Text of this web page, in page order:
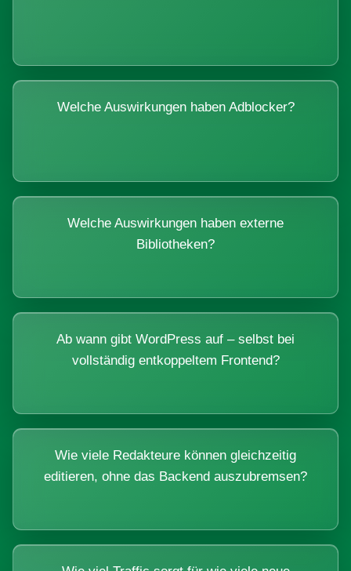
Welche Auswirkungen haben Adblocker?
Welche Auswirkungen haben externe
Bibliotheken?
Ab wann gibt WordPress auf – selbst bei
vollständig entkoppeltem Frontend?
Wie viele Redakteure können gleichzeitig
editieren, ohne das Backend auszubremsen?